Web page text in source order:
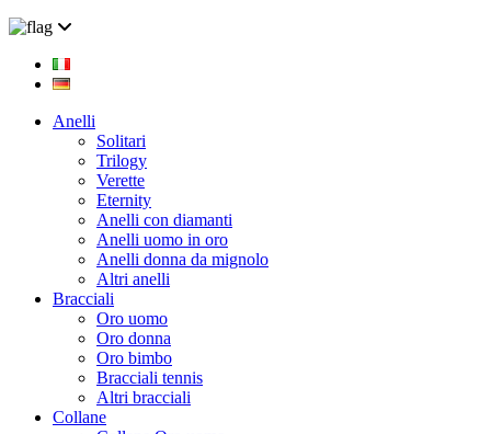
Anelli
Solitari
Trilogy
Verette
Eternity
Anelli con diamanti
Anelli uomo in oro
Anelli donna da mignolo
Altri anelli
Bracciali
Oro uomo
Oro donna
Oro bimbo
Bracciali tennis
Altri bracciali
Collane